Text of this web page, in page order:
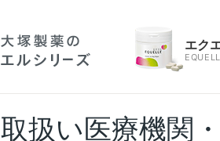
エク
取扱い医療機関